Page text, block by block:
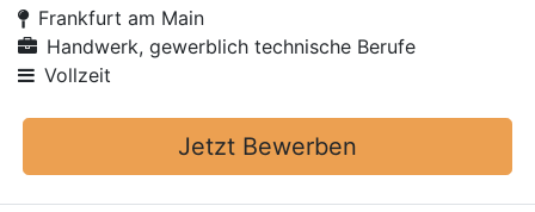
Frankfurt am Main
Handwerk, gewerblich technische Berufe
Vollzeit
Jetzt Bewerben